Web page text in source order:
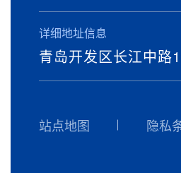
详细地址信息
青岛开发区长江中路
站点地图 隐私